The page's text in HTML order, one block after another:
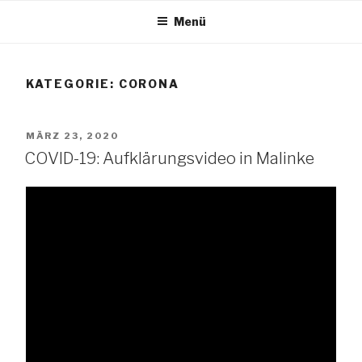
Menü
KATEGORIE: CORONA
VERÖFFENTLICHT
AM
MÄRZ 23, 2020
COVID-19: Aufklärungsvideo in Malinke